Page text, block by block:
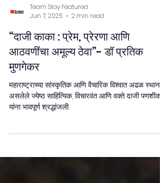
Team Stay Featured
2 min read
“दाजी काका : प्रेम, प्रेरणा आणि
आठवणींचा अमूल्य ठेवा”- डॉ प्रतिक
मुणगेकर
असलेले ज्येष्ठ साहित्यिक, विचारवंत आणि वक्ते दाजी पणशीकर